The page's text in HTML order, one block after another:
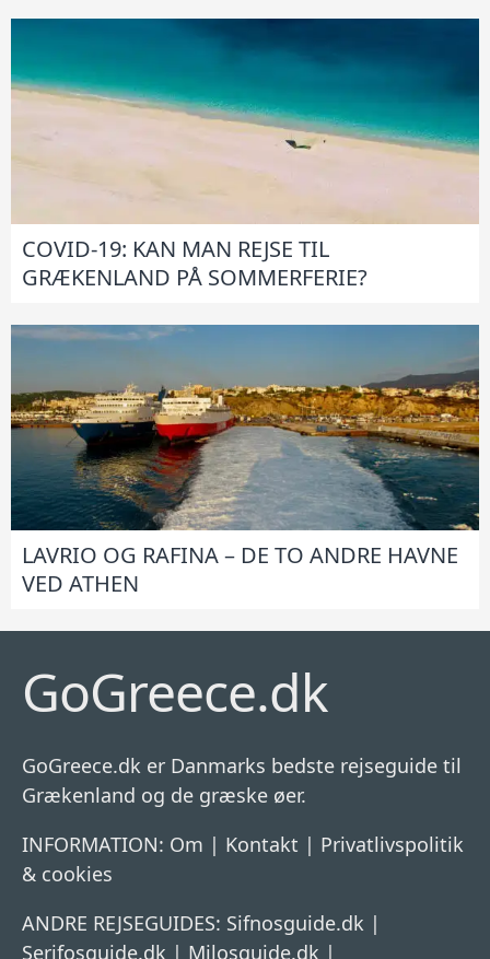
COVID-19: KAN MAN REJSE TIL
GRÆKENLAND PÅ SOMMERFERIE?
LAVRIO OG RAFINA – DE TO ANDRE HAVNE
VED ATHEN
GoGreece.dk
GoGreece.dk er Danmarks bedste rejseguide til
Grækenland og de græske øer.
INFORMATION: Om | Kontakt | Privatlivspolitik
& cookies
ANDRE REJSEGUIDES: Sifnosguide.dk |
Serifosguide.dk | Milosguide.dk |